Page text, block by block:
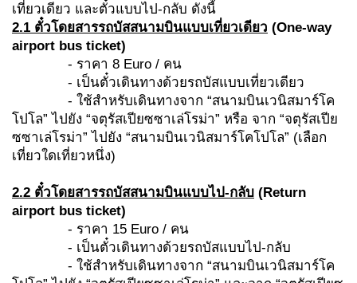
เที่ยวเดียว และตั๋วแบบไป-กลับ ดังนี้
2.1 ตั๋วโดยสารรถบัสสนามบินแบบเที่ยวเดียว (One-way
airport bus ticket)
- ราคา 8 Euro / คน
- เป็นตั๋วเดินทางด้วยรถบัสแบบเที่ยวเดียว
- ใช้สำหรับเดินทางจาก “สนามบินเวนิสมาร์โค
โปโล” ไปยัง “จตุรัสเปียซซาเล่โรม่า” หรือ จาก “จตุรัสเปีย
ซซาเล่โรม่า” ไปยัง “สนามบินเวนิสมาร์โคโปโล” (เลือก
เที่ยวใดเที่ยวหนึ่ง)
2.2 ตั๋วโดยสารรถบัสสนามบินแบบไป-กลับ (Return
airport bus ticket)
- ราคา 15 Euro / คน
- เป็นตั๋วเดินทางด้วยรถบัสแบบไป-กลับ
- ใช้สำหรับเดินทางจาก “สนามบินเวนิสมาร์โค